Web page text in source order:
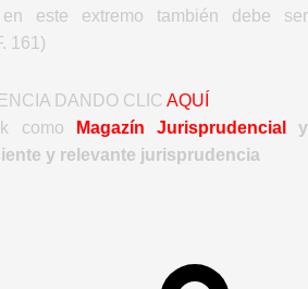
este extremo también debe ser
161)
DANDO CLIC AQUÍ
como
Magazín Jurisprudencial
y
y relevante jurisprudencia